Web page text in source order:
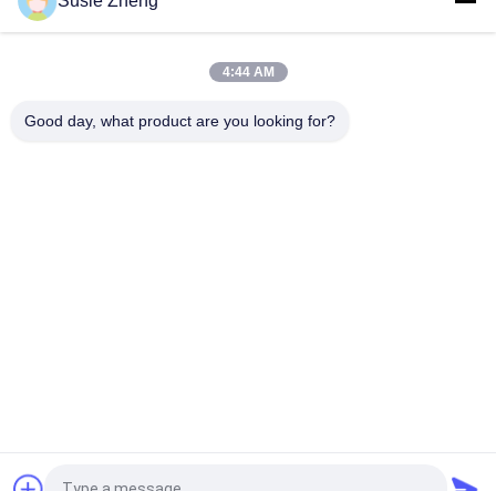
100% पॉलिएस्टर 6 पैनल बेसबॉल कैप सॉलिड क्लासिकल सिक्स पैनल अनस्ट्रक्चर्ड
4:44 AM
Good day, what product are you looking for?